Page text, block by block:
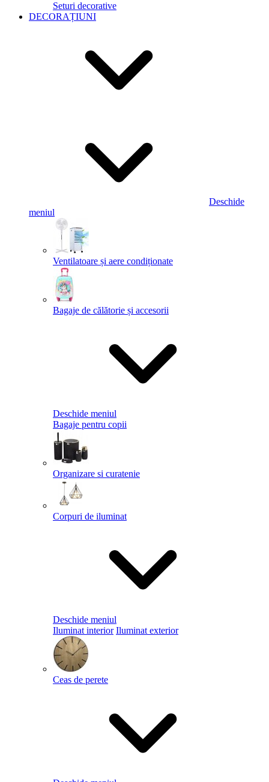
Seturi decorative
DECORAȚIUNI
Deschide
meniul
Ventilatoare și aere condiționate
Bagaje de călătorie și accesorii
Deschide meniul
Bagaje pentru copii
Organizare si curatenie
Corpuri de iluminat
Deschide meniul
Iluminat interior Iluminat exterior
Ceas de perete